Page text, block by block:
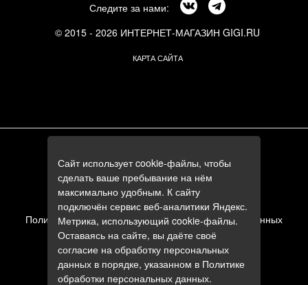
Следите за нами:
© 2015 - 2026 ИНТЕРНЕТ-МАГАЗИН GIGI.RU
КАРТА САЙТА
+7 (495) 644-84-05
+7 (985) 644-84-05
e-mail:
zakaz@gigi.ru
Политика в отношении обработки персональных данных
Пользовательское соглашение
Сайт использует cookie-файлы, чтобы
сделать ваше пребывание на нём
максимально удобным. К сайту
подключён сервис веб-аналитики Яндекс.
Метрика, использующий cookie-файлы.
Оставаясь на сайте, вы даёте своё
согласие на обработку персональных
данных в порядке, указанном в Политике
обработки персональных данных.